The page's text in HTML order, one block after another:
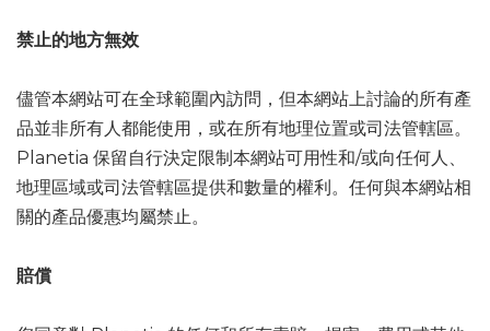
禁止的地方無效
儘管本網站可在全球範圍內訪問，但本網站上討論的所有產
品並非所有人都能使用，或在所有地理位置或司法管轄區。
Planetia 保留自行決定限制本網站可用性和/或向任何人、
地理區域或司法管轄區提供和數量的權利。任何與本網站相
關的產品優惠均屬禁止。
賠償